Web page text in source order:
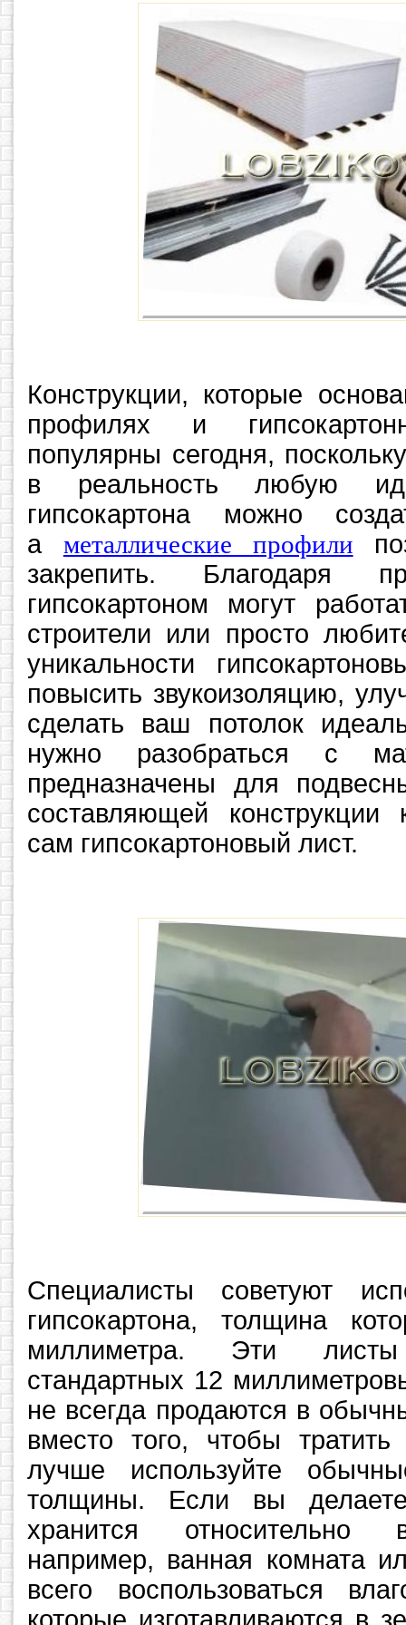
Конструкции, которые
профилях и
популярны сегодня,
в реальность любую
гипсокартона можно
а металлические профили
закрепить. Благодаря
гипсокартоном могут
строители или просто
уникальности
повысить звукоизоляцию,
сделать ваш потолок
нужно разобраться с
предназначены для
составляющей конструкции
сам гипсокартоновый лист.
Специалисты советуют
гипсокартона, толщина
миллиметра. Эти
стандартных 12
не всегда продаются в
вместо того, чтобы
лучше используйте
толщины. Если вы
хранится относительно
например, ванная комната
всего воспользоваться